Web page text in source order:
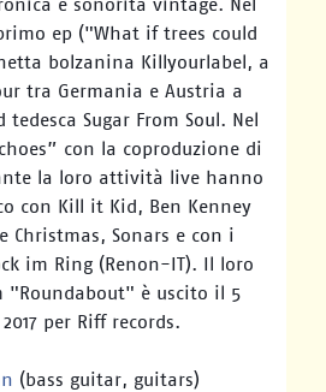
ep ("What if trees could
bolzanina Killyourlabel, a
tra Germania e Austria a
Sugar From Soul. Nel
con la coproduzione di
la loro attività live hanno
con Kill it Kid, Ben Kenney
Christmas, Sonars e con i
im Ring (Renon-IT). Il loro
"Roundabout" è uscito il 5
per Riff records.
(bass guitar, guitars)